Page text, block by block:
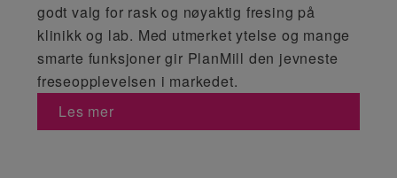
godt valg for rask og nøyaktig fresing på
klinikk og lab. Med utmerket ytelse og mange
smarte funksjoner gir PlanMill den jevneste
freseopplevelsen i markedet.
Les mer